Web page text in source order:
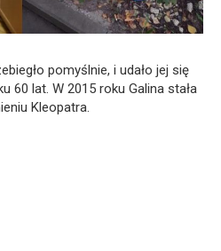
pomyślnie, i udało jej się
60 lat. W 2015 roku Galina stała
Kleopatra.